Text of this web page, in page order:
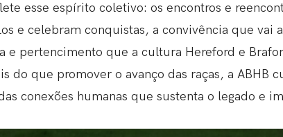
esse espírito coletivo: os encontros e
e celebram conquistas, a convivência que vai
e pertencimento que a cultura Hereford e
do que promover o avanço das raças, a ABHB
conexões humanas que sustenta o legado e